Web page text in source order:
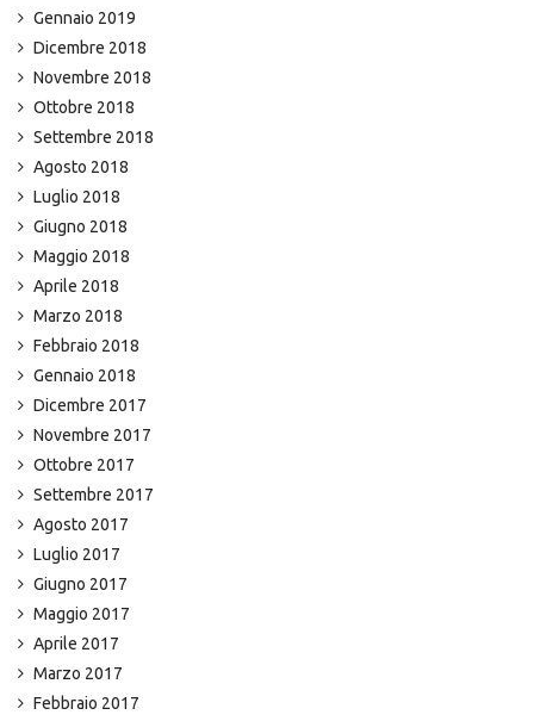
Gennaio 2019
Dicembre 2018
Novembre 2018
Ottobre 2018
Settembre 2018
Agosto 2018
Luglio 2018
Giugno 2018
Maggio 2018
Aprile 2018
Marzo 2018
Febbraio 2018
Gennaio 2018
Dicembre 2017
Novembre 2017
Ottobre 2017
Settembre 2017
Agosto 2017
Luglio 2017
Giugno 2017
Maggio 2017
Aprile 2017
Marzo 2017
Febbraio 2017